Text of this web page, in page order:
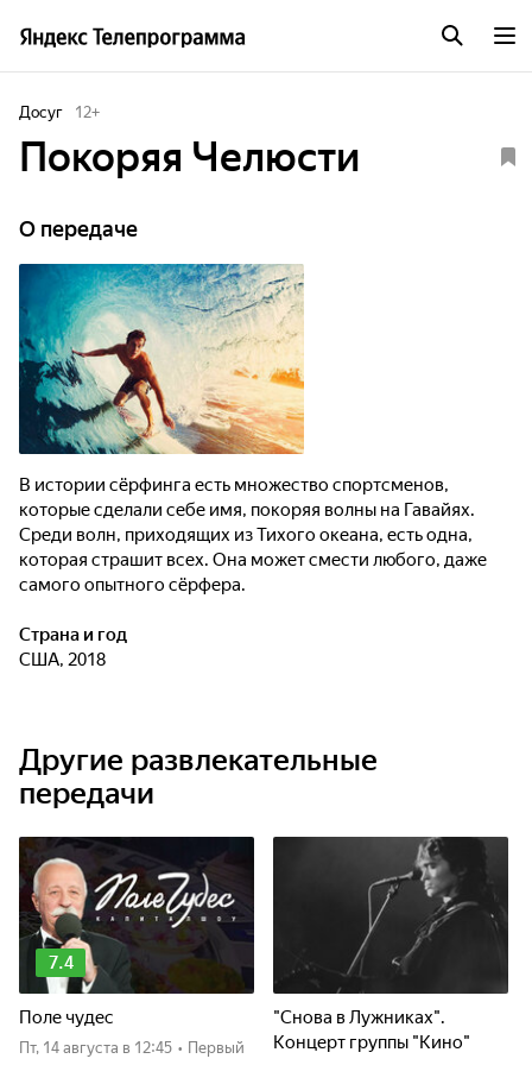
Досуг 12+
Покоряя Челюсти
О передаче
В истории сёрфинга есть множество спортсменов,
которые сделали себе имя, покоряя волны на Гавайях.
Среди волн, приходящих из Тихого океана, есть одна,
которая страшит всех. Она может смести любого, даже
самого опытного сёрфера.
Страна и год
США, 2018
Другие развлекательные
передачи
7.4
Поле чудес
пт, 14 августа в 12:45 • Первый
"Снова в Лужниках".
Концерт группы "Кино"